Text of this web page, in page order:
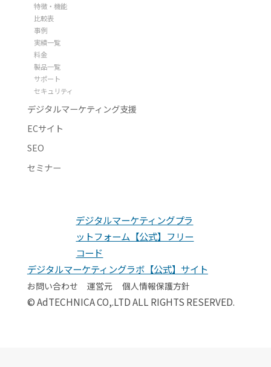
特徴・機能
比較表
事例
実績一覧
料金
製品一覧
サポート
セキュリティ
デジタルマーケティング支援
ECサイト
SEO
セミナー
デジタルマーケティングプラ
ットフォーム【公式】フリー
コード
デジタルマーケティングラボ【公式】サイト
お問い合わせ 運営元 個人情報保護方針
© AdTECHNICA CO,.LTD ALL RIGHTS RESERVED.